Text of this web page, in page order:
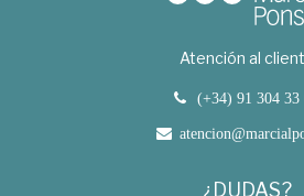
Atención al
(+34) 91 304 33
¿DUDAS?